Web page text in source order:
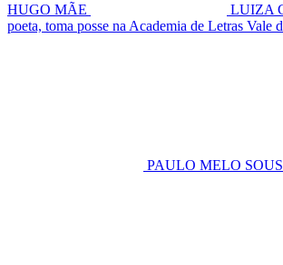
HUGO MÃE
LUIZA
poeta, toma posse na Academia de Letras Vale
PAULO MELO